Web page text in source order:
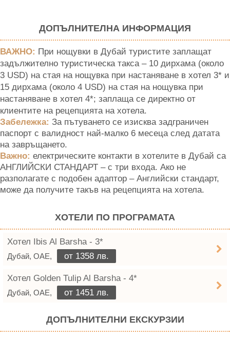
ДОПЪЛНИТЕЛНА ИНФОРМАЦИЯ
ВАЖНО: При нощувки в Дубай туристите заплащат
задължително туристическа такса – 10 дирхама (около
3 USD) на стая на нощувка при настаняване в хотел 3* и
15 дирхама (около 4 USD) на стая на нощувка при
настаняване в хотел 4*; заплаща се директно от
клиентите на рецепцията на хотела.
Забележка: За пътуването се изисква задграничен
паспорт с валидност най-малко 6 месеца след датата
на завръщането.
Важно: електрическите контакти в хотелите в Дубай са
АНГЛИЙСКИ СТАНДАРТ – с три входа. Ако не
разполагате с подобен адаптор – Английски стандарт,
може да получите такъв на рецепцията на хотела.
ХОТЕЛИ ПО ПРОГРАМАТА
Хотел Ibis Al Barsha - 3*
Дубай, ОАЕ, от 1358 лв.
Хотел Golden Tulip Al Barsha - 4*
Дубай, ОАЕ, от 1451 лв.
ДОПЪЛНИТЕЛНИ ЕКСКУРЗИИ